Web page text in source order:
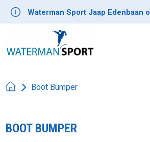
Waterman Sport Jaap Edenbaan
Boot Bumper
BOOT BUMPER